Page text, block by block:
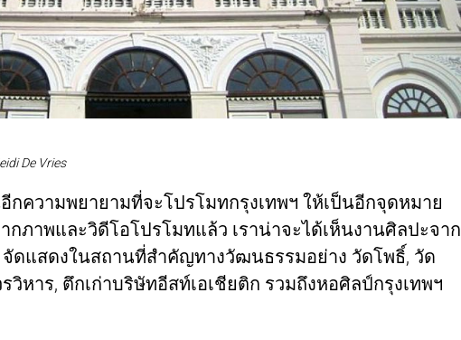
De Vries
อีกความพยายามที่จะโปรโมทกรุงเทพฯ ให้เป็นอีกจุดหมาย
ภาพและวิดีโอโปรโมทแล้ว เราน่าจะได้เห็นงานศิลปะจาก
ดแสดงในสถานที่สำคัญทางวัฒนธรรมอย่าง วัดโพธิ์, วัด
วิหาร, ตึกเก่าบริษัทอีสท์เอเชียติก รวมถึงหอศิลป์กรุงเทพฯ